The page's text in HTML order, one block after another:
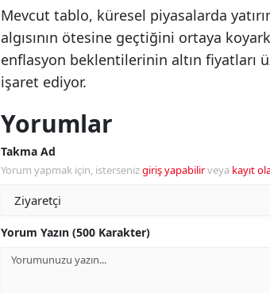
Mevcut tablo, küresel piyasalarda
algısının ötesine geçtiğini ortaya
enflasyon beklentilerinin altın fiyatları
işaret ediyor.
Yorumlar
Takma Ad
Yorum yapmak için, istersenizgiriş yapabilirveya kayıt
Yorum Yazın (500 Karakter)